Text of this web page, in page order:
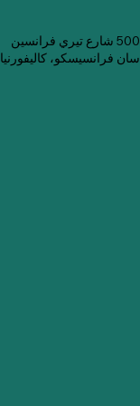
500 شارع تيري فرانسين
سان فرانسيسكو، كاليفورنيا 94158